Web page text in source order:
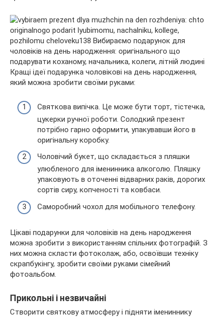
Кращі ідеї подарунка чоловікові на день народження,
який можна зробити своїми руками:
Святкова випічка. Це може бути торт, тістечка,
цукерки ручної роботи. Солодкий презент
потрібно гарно оформити, упакувавши його в
оригінальну коробку.
Чоловічий букет, що складається з пляшки
улюбленого для іменинника алкоголю. Пляшку
упаковують в оточенні відварних раків, дорогих
сортів сиру, копченості та ковбаси.
Саморобний чохол для мобільного телефону.
Цікаві подарунки для чоловіків на день народження
можна зробити з використанням спільних фотографій. З
них можна скласти фотоколаж, або, освоївши техніку
скрапбукінгу, зробити своїми руками сімейний
фотоальбом.
Прикольні і незвичайні
Створити святкову атмосферу і підняти імениннику